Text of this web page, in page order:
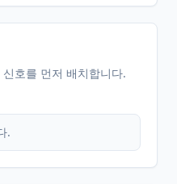
호를 먼저 배치합니다.
.